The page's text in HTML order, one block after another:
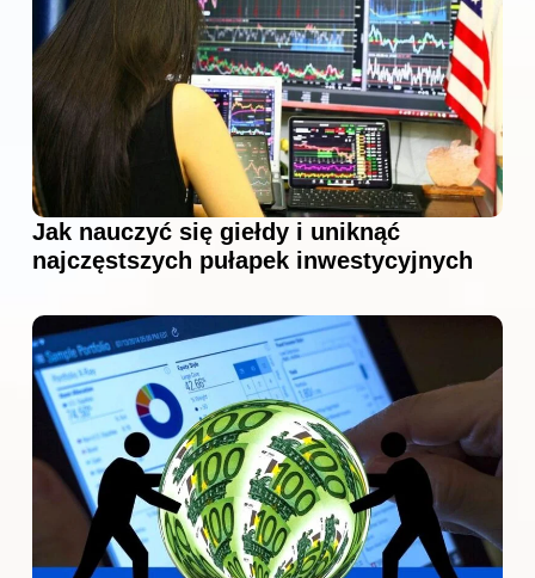
Jak nauczyć się giełdy i uniknąć
najczęstszych pułapek inwestycyjnych